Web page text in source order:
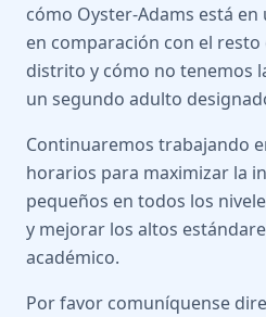
cómo Oyster-Adams está
en comparación con el resto
distrito y cómo no tenemos
un segundo adulto
Continuaremos trabajando
horarios para maximizar la
pequeños en todos los
y mejorar los altos
académico.
Por favor comuníquense